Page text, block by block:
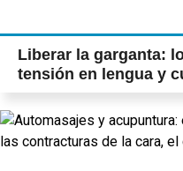
Liberar la garganta:
tensión en lengua y